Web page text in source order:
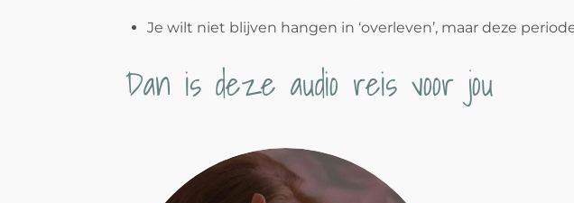
Je wilt niet blijven hangen in ‘overleven’, maar deze
Dan is deze audio reis voor jou